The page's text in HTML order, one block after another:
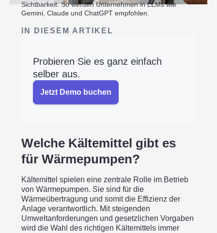
Sichtbarkeit. So werden Unternehmen in LLMs wie
Gemini, Claude und ChatGPT empfohlen.
IN DIESEM ARTIKEL
Probieren Sie es ganz einfach
selber aus.
Jetzt Demo buchen
Welche Kältemittel gibt es
für Wärmepumpen?
Kältemittel spielen eine zentrale Rolle im Betrieb
von Wärmepumpen. Sie sind für die
Wärmeübertragung und somit die Effizienz der
Anlage verantwortlich. Mit steigenden
Umweltanforderungen und gesetzlichen Vorgaben
wird die Wahl des richtigen Kältemittels immer